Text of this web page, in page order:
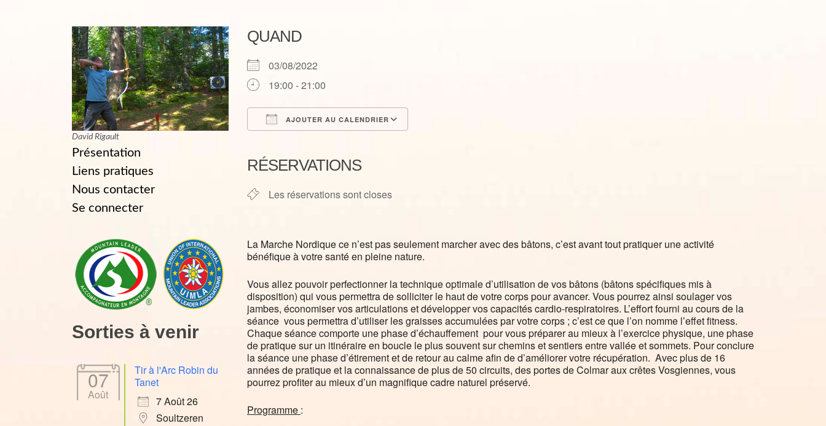
QUAND
03/08/2022
19:00 - 21:00
AJOUTER AU CALENDRIER
RÉSERVATIONS
Les réservations sont closes
La Marche Nordique ce n’est pas seulement marcher avec des bâtons, c’est avant tout pratiquer une activité
bénéfique à votre santé en pleine nature.
Vous allez pouvoir perfectionner la technique optimale d’utilisation de vos bâtons (bâtons spécifiques mis à
disposition) qui vous permettra de solliciter le haut de votre corps pour avancer. Vous pourrez ainsi soulager vos
jambes, économiser vos articulations et développer vos capacités cardio-respiratoires. L’effort fourni au cours de la
séance vous permettra d’utiliser les graisses accumulées par votre corps ; c’est ce que l’on nomme l’effet fitness.
Chaque séance comporte une phase d’échauffement pour vous préparer au mieux à l’exercice physique, une phase
de pratique sur un itinéraire en boucle le plus souvent sur chemins et sentiers entre vallée et sommets. Pour conclure
la séance une phase d’étirement et de retour au calme afin de d’améliorer votre récupération. Avec plus de 16
années de pratique et la connaissance de plus de 50 circuits, des portes de Colmar aux crêtes Vosgiennes, vous
pourrez profiter au mieux d’un magnifique cadre naturel préservé.
Programme :
David Rigault
Présentation
Liens pratiques
Nous contacter
Se connecter
Sorties à venir
07
Août
Tir à l'Arc Robin du
Tanet
7 Août 26
Soultzeren